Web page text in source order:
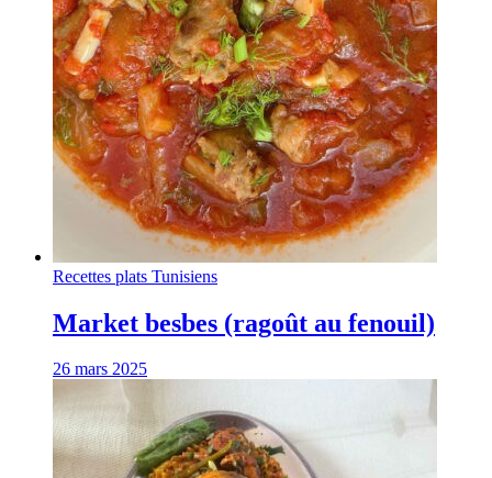
Recettes plats Tunisiens
Market besbes (ragoût au fenouil)
26 mars 2025